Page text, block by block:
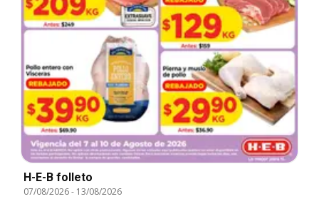
H-E-B folleto
07/08/2026- 13/08/2026